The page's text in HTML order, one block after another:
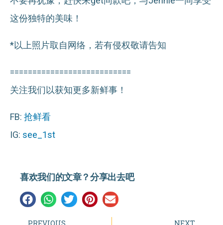
这份独特的美味！
*以上照片取自网络，若有侵权敬请告知
===========================
关注我们以获知更多新鲜事！
FB: 抢鲜看
IG: see_1st
喜欢我们的文章？分享出去吧